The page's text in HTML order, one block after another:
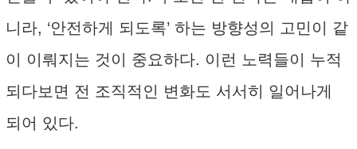
니라, ‘안전하게 되도록’ 하는 방향성의 고민이 같
이 이뤄지는 것이 중요하다. 이런 노력들이 누적
되다보면 전 조직적인 변화도 서서히 일어나게
되어 있다.